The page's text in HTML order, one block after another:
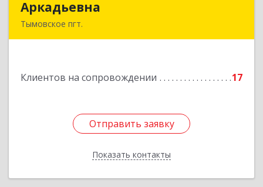
Аркадьевна
Тымовское пгт.
Клиентов на сопровождении 17
Отправить заявку
Показать контакты
Отправить заявку
Назад